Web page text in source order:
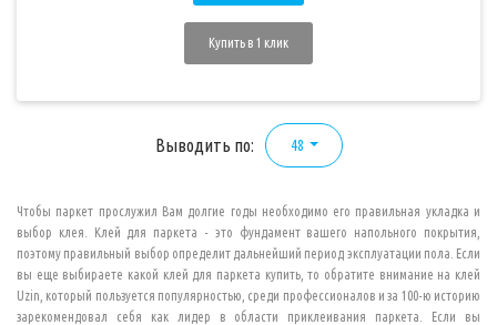
Купить в 1 клик
Выводить по: 48
Чтобы паркет прослужил Вам долгие годы необходимо его правильная укладка и
выбор клея.
Клей для паркета - это фундамент вашего напольного покрытия,
поэтому правильный выбор определит дальнейший период эксплуатации пола. Если
вы еще выбираете какой клей для паркета купить, то обратите внимание на клей
Uzin, который пользуется популярностью, среди профессионалов и за 100-ю историю
зарекомендовал себя как лидер в области приклеивания паркета. Если вы